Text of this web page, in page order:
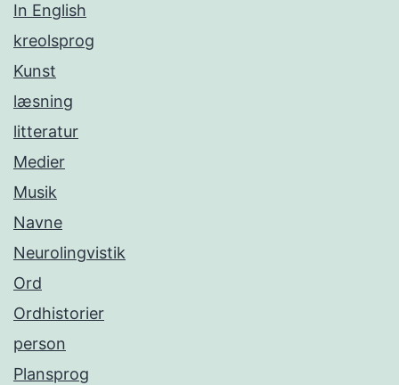
In English
kreolsprog
Kunst
læsning
litteratur
Medier
Musik
Navne
Neurolingvistik
Ord
Ordhistorier
person
Plansprog